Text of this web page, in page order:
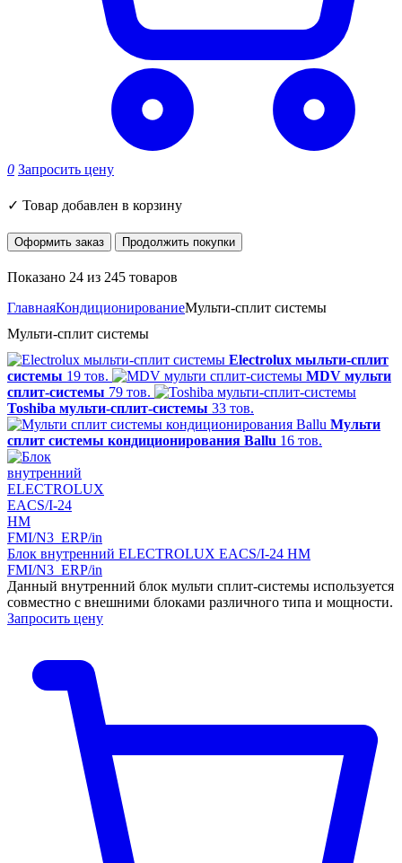
0 Запросить цену
✓ Товар добавлен в корзину
Оформить заказ Продолжить покупки
Показано 24 из 245 товаров
ГлавнаяКондиционированиеМульти-сплит системы
Мульти-сплит системы
Electrolux мыльти-сплит
системы 19 тов.
MDV мульти
сплит-системы 79 тов.
Toshiba мульти-сплит-системы 33 тов.
Мульти
сплит системы кондиционирования Ballu 16 тов.
Блок внутренний ELECTROLUX EACS/I-24 HM
FMI/N3_ERP/in
Данный внутренний блок мульти сплит-системы используется
совместно с внешними блоками различного типа и мощности.
Запросить цену